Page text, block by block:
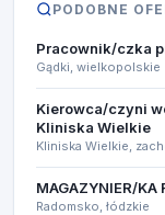
PODOBNE
Pracownik/czka
Gądki, wielkopolskie
Kierowca/czyni
Kliniska Wielkie
Kliniska Wielkie,
MAGAZYNIER/
Radomsko, łódzkie